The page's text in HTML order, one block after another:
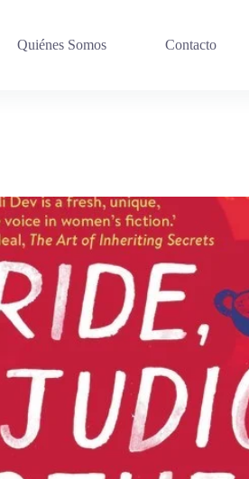
Quiénes Somos Contacto